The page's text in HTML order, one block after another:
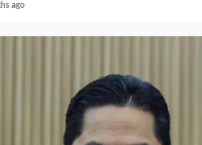
ago